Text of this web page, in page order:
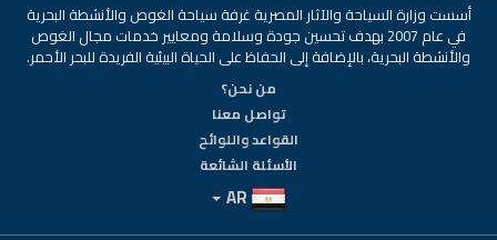
أسست وزارة السياحة والآثار المصرية غرفة سياحة الغوص والأنشطة البحرية
في عام 2007 بهدف تحسين جودة وسلامة ومعايير خدمات مجال الغوص
والأنشطة البحرية، بالإضافة إلى الحفاظ على الحياة البيئية الفريدة للبحر الأحمر.
من نحن؟
تواصل معنا
القواعد واللوائح
الأسئلة الشائعة